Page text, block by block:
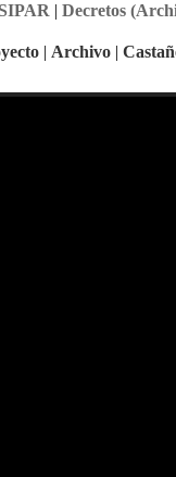
SIPAR | Decretos
| Archivo |